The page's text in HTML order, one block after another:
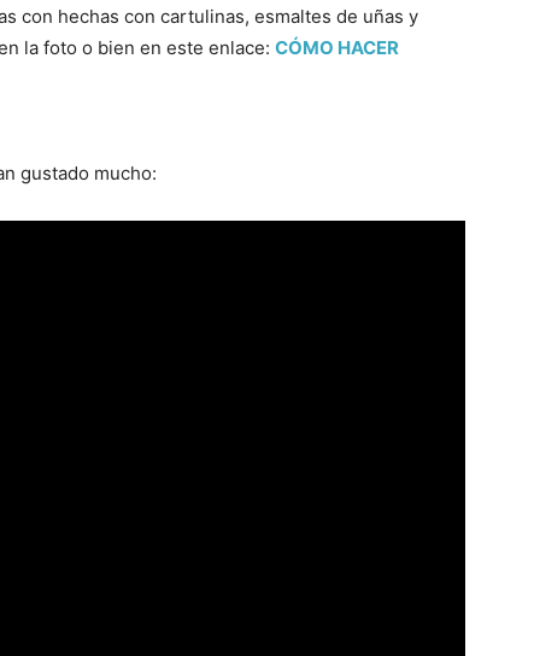
con hechas con cartulinas, esmaltes de uñas y
la foto o bien en este enlace: CÓMO HACER
gustado mucho: